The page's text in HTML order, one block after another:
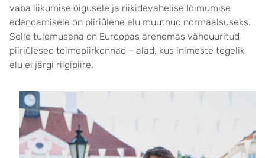
vaba liikumise õigusele ja riikidevahelise lõimumise
edendamisele on piiriülene elu muutnud normaalsuseks.
Selle tulemusena on Euroopas arenemas väheuuritud
piiriülesed toimepiirkonnad – alad, kus inimeste tegelik
elu ei järgi riigipiire.